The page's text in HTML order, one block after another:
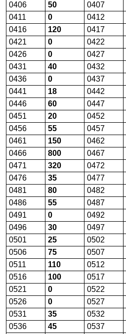
0406
50
0407
0411
0
0412
0416
120
0417
0421
0
0422
0426
0
0427
0431
40
0432
0436
0
0437
0441
18
0442
0446
60
0447
0451
20
0452
0456
55
0457
0461
150
0462
0466
800
0467
0471
320
0472
0476
35
0477
0481
80
0482
0486
55
0487
0491
0
0492
0496
30
0497
0501
25
0502
0506
75
0507
0511
110
0512
0516
100
0517
0521
0
0522
0526
0
0527
0531
35
0532
0536
45
0537